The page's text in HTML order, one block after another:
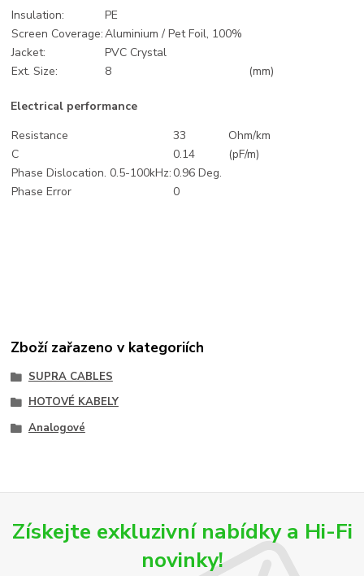
Insulation:
PE
Screen Coverage:Aluminium / Pet Foil, 100%
Jacket:
PVC Crystal
Ext. Size:
8 (mm)
Electrical performance
Resistance
33
Ohm/km
C
0.14
(pF/m)
Phase Dislocation. 0.5-100kHz: 0.96 Deg.
Phase Error
0
Zboží zařazeno v kategoriích
SUPRA CABLES
HOTOVÉ KABELY
Analogové
Získejte exkluzivní nabídky a Hi-Fi
novinky!